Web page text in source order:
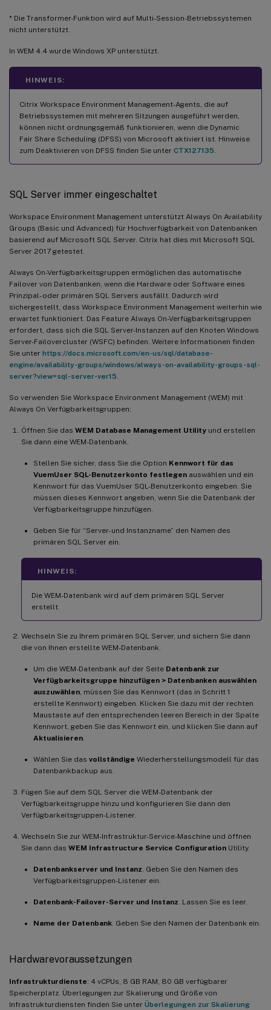
* Die Transformer-Funktion wird auf Multi-Session-Betriebssystemen
nicht unterstützt.
In WEM 4.4 wurde Windows XP unterstützt.
HINWEIS:
Citrix Workspace Environment Management-Agents, die auf
Betriebssystemen mit mehreren Sitzungen ausgeführt werden,
können nicht ordnungsgemäß funktionieren, wenn die Dynamic
Fair Share Scheduling (DFSS) von Microsoft aktiviert ist. Hinweise
zum Deaktivieren von DFSS finden Sie unter CTX127135
SQL Server immer eingeschaltet
Workspace Environment Management unterstützt Always On Availability
Groups (Basic und Advanced) für Hochverfügbarkeit von Datenbanken
basierend auf Microsoft SQL Server. Citrix hat dies mit Microsoft SQL
Server 2017 getestet.
Always On-Verfügbarkeitsgruppen ermöglichen das automatische
Failover von Datenbanken, wenn die Hardware oder Software eines
Prinzipal- oder primären SQL Servers ausfällt. Dadurch wird
sichergestellt, dass Workspace Environment Management weiterhin wie
erwartet funktioniert. Das Feature Always On-Verfügbarkeitsgruppen
erfordert, dass sich die SQL Server-Instanzen auf den Knoten Windows
Server-Failovercluster (WSFC) befinden. Weitere Informationen finden
Sie unter https://docs.microsoft.com/en-us/sql/database-
engine/availability-groups/windows/always-on-availability-groups-sql-
server?view=sql-server-ver15
So verwenden Sie Workspace Environment Management (WEM) mit
Always On Verfügbarkeitsgruppen:
Öffnen Sie das WEM Database Management Utility und erstellen
Sie dann eine WEM-Datenbank.
Stellen Sie sicher, dass Sie die Option Kennwort für das
VuemUser SQL-Benutzerkonto festlegen auswählen und ein
Kennwort für das VuemUser SQL-Benutzerkonto eingeben. Sie
müssen dieses Kennwort angeben, wenn Sie die Datenbank der
Verfügbarkeitsgruppe hinzufügen.
Geben Sie für “Server- und Instanzname” den Namen des
primären SQL Server ein.
HINWEIS:
Die WEM-Datenbank wird auf dem primären SQL Server
erstellt.
Wechseln Sie zu Ihrem primären SQL Server, und sichern Sie dann
die von Ihnen erstellte WEM-Datenbank.
Um die WEM-Datenbank auf der Seite Datenbank zur
Verfügbarkeitsgruppe hinzufügen > Datenbanken auswählen
auszuwählen , müssen Sie das Kennwort (das in Schritt 1
erstellte Kennwort) eingeben. Klicken Sie dazu mit der rechten
Maustaste auf den entsprechenden leeren Bereich in der Spalte
Kennwort, geben Sie das Kennwort ein, und klicken Sie dann auf
Aktualisieren
Wählen Sie das vollständige Wiederherstellungsmodell für das
Datenbankbackup aus.
Fügen Sie auf dem SQL Server die WEM-Datenbank der
Verfügbarkeitsgruppe hinzu und konfigurieren Sie dann den
Verfügbarkeitsgruppen-Listener.
Wechseln Sie zur WEM-Infrastruktur-Service-Maschine und öffnen
Sie dann das WEM Infrastructure Service Configuration Utility.
Datenbankserver und Instanz . Geben Sie den Namen des
Verfügbarkeitsgruppen-Listener ein.
Datenbank-Failover-Server und Instanz . Lassen Sie es leer.
Name der Datenbank . Geben Sie den Namen der Datenbank ein.
Hardwarevoraussetzungen
Infrastrukturdienste: 4 vCPUs, 8 GB RAM, 80 GB verfügbarer
Speicherplatz. Überlegungen zur Skalierung und Größe von
Infrastrukturdiensten finden Sie unter Überlegungen zur Skalierung